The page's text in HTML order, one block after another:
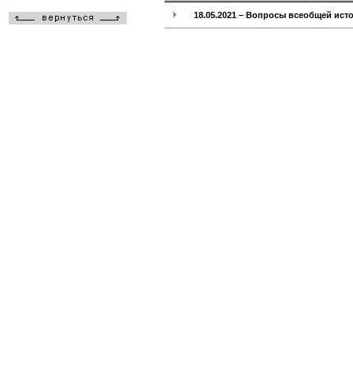
18.05.2021 – Вопросы всеобщей